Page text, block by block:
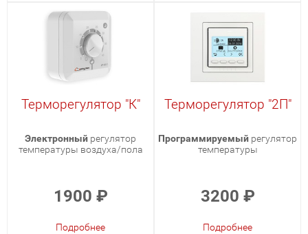
Терморегулятор "К"
Электронный регулятор
температуры воздуха/пола
1900 ₽
Подробнее
Терморегулятор "2П"
Программируемый регулятор
температуры
3200 ₽
Подробнее